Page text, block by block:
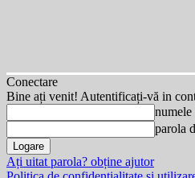
Conectare
Bine ați venit! Autentificați-vă in
parola
Ați uitat parola? obține ajutor